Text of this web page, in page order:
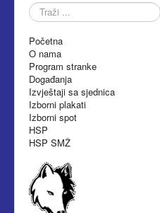
Traži
...
Početna
O nama
Program stranke
Događanja
Izvještaji sa sjednica
Izborni plakati
Izborni spot
HSP
HSP SMŽ